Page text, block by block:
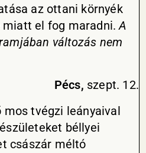
az ottani környék
miatt el fog maradni.A
változás nem
Pécs, szept. 12.
mos tvégzi leányaival
béllyei
császár méltó